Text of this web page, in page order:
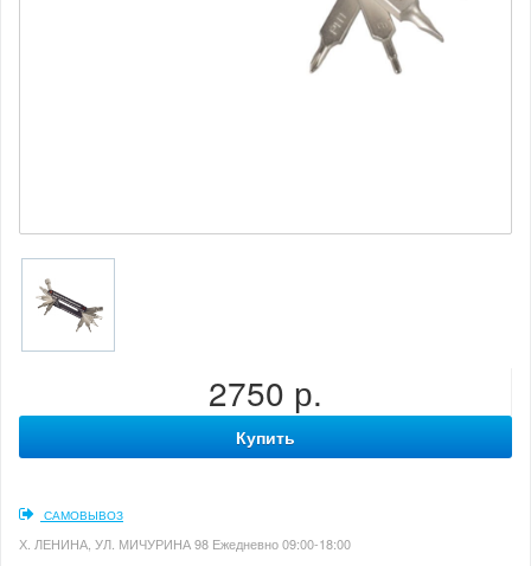
2750 р.
Купить
САМОВЫВОЗ
Х. ЛЕНИНА, УЛ. МИЧУРИНА 98 Ежедневно 09:00-18:00